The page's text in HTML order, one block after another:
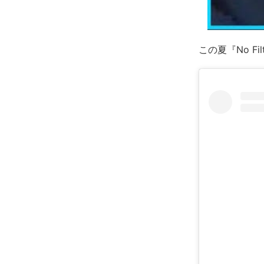
この夏『No